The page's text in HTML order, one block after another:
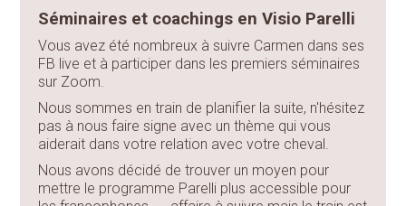
Séminaires et coachings en Visio Parelli
Vous avez été nombreux à suivre Carmen dans ses
FB live et à participer dans les premiers séminaires
sur Zoom.
Nous sommes en train de planifier la suite, n'hésitez
pas à nous faire signe avec un thème qui vous
aiderait dans votre relation avec votre cheval.
Nous avons décidé de trouver un moyen pour
mettre le programme Parelli plus accessible pour